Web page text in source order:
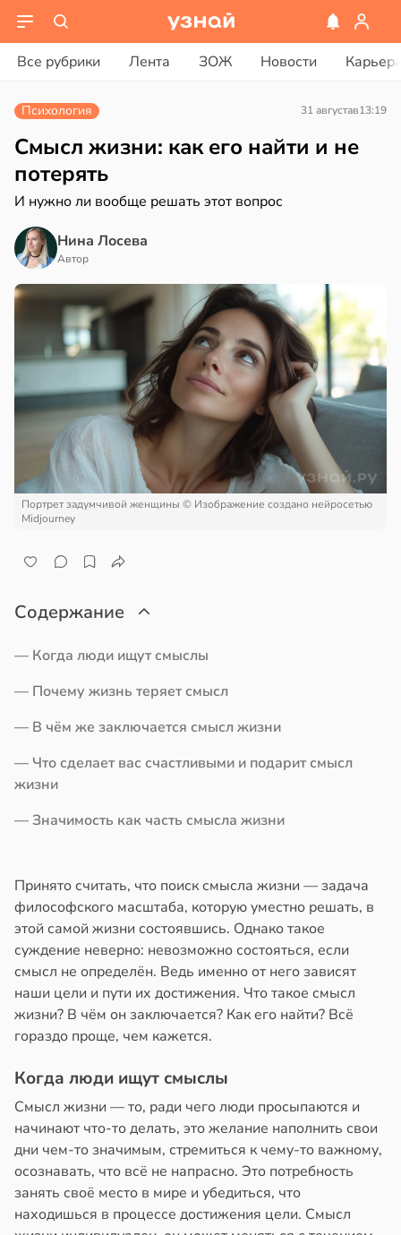
Все рубрики Лента ЗОЖ Новости
13:55
Психология 31 августав13:19
Смысл жизни: как его найти и не
потерять
И нужно ли вообще решать этот вопрос
Нина Лосева
Автор
Портрет задумчивой женщины © Изображение создано нейросетью
Midjourney
Содержание
— Когда люди ищут смыслы
— Почему жизнь теряет смысл
— В чём же заключается смысл жизни
— Что сделает вас счастливыми и подарит смысл
жизни
— Значимость как часть смысла жизни
Принято считать, что поиск смысла жизни — задача
философского масштаба, которую уместно решать, в
этой самой жизни состоявшись. Однако такое
суждение неверно: невозможно состояться, если
смысл не определён. Ведь именно от него зависят
наши цели и пути их достижения. Что такое смысл
жизни? В чём он заключается? Как его найти? Всё
гораздо проще, чем кажется.
Когда люди ищут смыслы
Смысл жизни — то, ради чего люди просыпаются и
начинают что-то делать, это желание наполнить свои
дни чем-то значимым, стремиться к чему-то важному,
осознавать, что всё не напрасно. Это потребность
занять своё место в мире и убедиться, что
находишься в процессе достижения цели. Смысл
19:27
17:40